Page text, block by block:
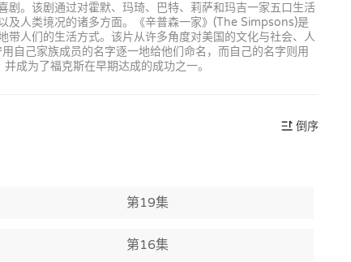
。该剧通过对霍默、玛琦、巴特、莉萨和玛吉一家五口生活
及人类境况的诸多方面。《辛普森一家》(The Simpsons)是
人们的生活方式。该片从许多角度对美国的文化与社会、人
自己家族成员的名字逐一地给他们命名，而自己的名字则用
成为了福克斯在早期达成的成功之一。
倒序
第19集
第16集